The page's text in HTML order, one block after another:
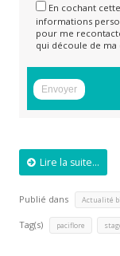
En cochant
informations
pour me
qui découle de ma
Lire la suite...
Publié dans Actualité
Tag(s) paciflore